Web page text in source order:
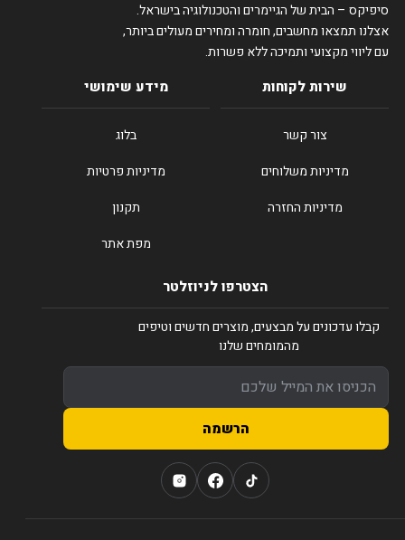
סיפיקס – הבית של הגיימרים והטכנולוגיה בישראל.
אצלנו תמצאו מחשבים, חומרה ומחירים מעולים ביותר,
עם ליווי מקצועי ותמיכה ללא פשרות.
שירות לקוחות
צור קשר
מדיניות משלוחים
מדיניות החזרה
מידע שימושי
בלוג
מדיניות פרטיות
תקנון
מפת אתר
הצטרפו לניוזלטר
קבלו עדכונים על מבצעים, מוצרים חדשים וטיפים
מהמומחים שלנו
הרשמה